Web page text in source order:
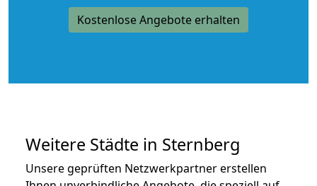
Kostenlose Angebote erhalten
Weitere Städte in Sternberg
Unsere geprüften Netzwerkpartner erstellen